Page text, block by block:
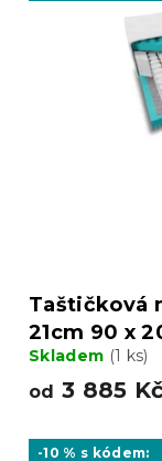
Taštičková
21cm 90 x
Skladem (1 ks)
od 3 885
-10 % s kódem: